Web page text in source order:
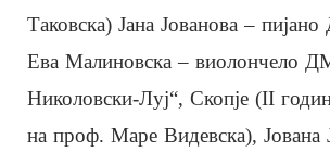
Таковска) Јана Јованова –
Ева Малиновска – виолончело
Николовски-Луј“, Скопје (II
на проф. Маре Видевска), Јована